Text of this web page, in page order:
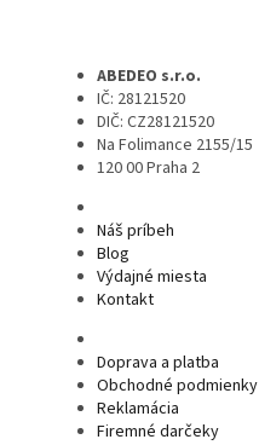
ABEDEO s.r.o.
IČ: 28121520
DIČ: CZ28121520
Na Folimance 2155/15
120 00 Praha 2
Náš príbeh
Blog
Výdajné miesta
Kontakt
Doprava a platba
Obchodné podmienky
Reklamácia
Firemné darčeky